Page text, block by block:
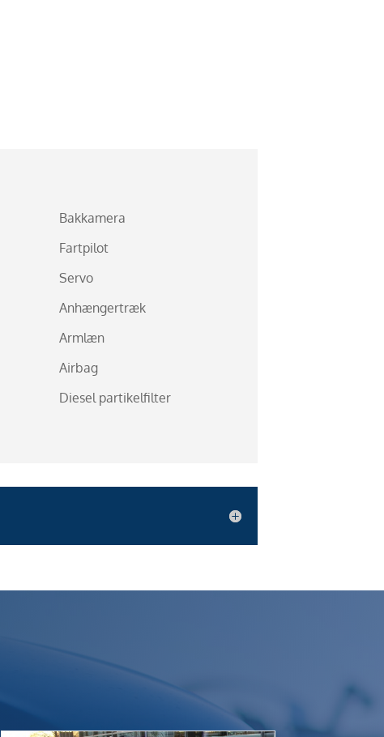
Bakkamera
Fartpilot
Servo
Anhængertræk
Armlæn
Airbag
Diesel partikelfilter